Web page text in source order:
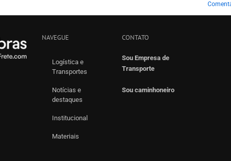
NAVEGUE
Logística e
Transportes
Notícias e
destaques
Institucional
Materiais
CONTATO
Sou Empresa de
Transporte
Sou caminhoneiro